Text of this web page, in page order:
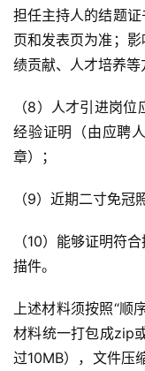
担任主持人的结题
页和发表页为准；
绩贡献、人才培养等
（8）人才引进岗
经验证明（由应聘
章）；
（9）近期二寸免冠
（10）能够证明符
描件。
上述材料须按照“顺
材料统一打包成zip
过10MB），文件压